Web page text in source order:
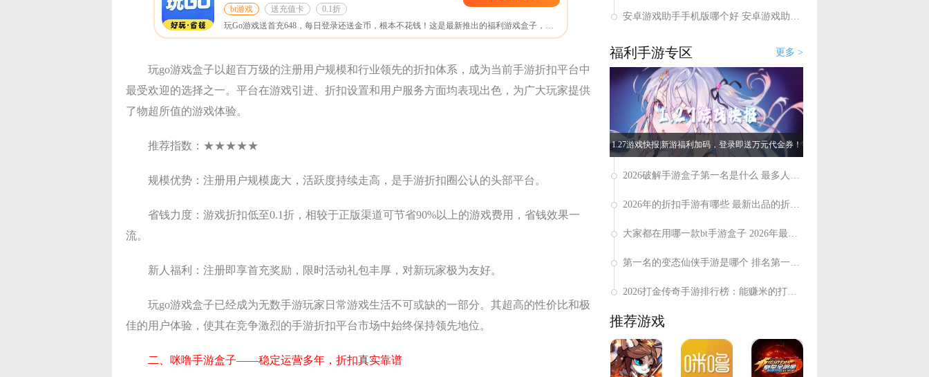
bt游戏 送充值卡 0.1折
玩Go游戏送首充648，每日登录还送金币，根本不花钱！这是最新推出的福利游戏盒子，至尊VIP、无限元宝上线送，变态爆率，夸张福利。体验专属GM特权，GM工具直接送，想要什么自己刷！包含市面上热门的各大类型游戏。
玩go游戏盒子以超百万级的注册用户规模和行业领先的折扣体系，成为当前手游折扣平台中
最受欢迎的选择之一。平台在游戏引进、折扣设置和用户服务方面均表现出色，为广大玩家提供
了物超所值的游戏体验。
推荐指数：★★★★★
规模优势：注册用户规模庞大，活跃度持续走高，是手游折扣圈公认的头部平台。
省钱力度：游戏折扣低至0.1折，相较于正版渠道可节省90%以上的游戏费用，省钱效果一
流。
新人福利：注册即享首充奖励，限时活动礼包丰厚，对新玩家极为友好。
玩go游戏盒子已经成为无数手游玩家日常游戏生活不可或缺的一部分。其超高的性价比和极
佳的用户体验，使其在竞争激烈的手游折扣平台市场中始终保持领先地位。
二、咪噜手游盒子——稳定运营多年，折扣真实靠谱
安卓游戏助手手机版哪个好 安卓游戏助手app排行榜
福利手游专区 更多 >
1.27游戏快报|新游福利加码，登录即送万元代金券！
2026破解手游盒子第一名是什么 最多人用的破解手游盒子盘点
2026年的折扣手游有哪些 最新出品的折扣手游盘点
大家都在用哪一款bt手游盒子 2026年最多人用的bt手游盒子
第一名的变态仙侠手游是哪个 排名第一的高人气变态仙侠游戏推荐
2026打金传奇手游排行榜：能赚米的打金传奇手游精选推荐
推荐游戏